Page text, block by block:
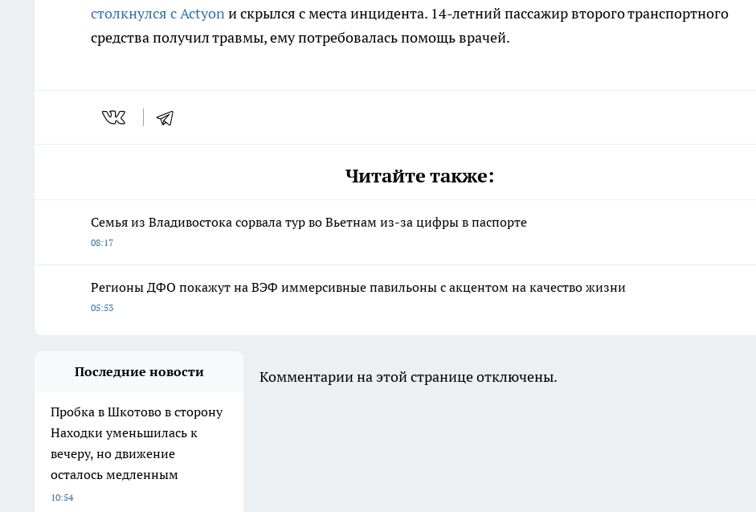
столкнулся с Actyonи скрылся с места инцидента. 14-летний пассажир второго транспортного
средства получил травмы, ему потребовалась помощь врачей.
Читайте также:
Семья из Владивостока сорвала тур во Вьетнам из-за цифры в паспорте
08:17
Регионы ДФО покажут на ВЭФ иммерсивные павильоны с акцентом на качество жизни
05:53
Последние новости
Пробка в Шкотово в сторону
Находки уменьшилась к
вечеру, но движение
осталось медленным
10:54
Комментарии на этой странице отключены.